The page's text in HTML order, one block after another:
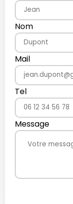
Nom
Mail
Tel
Message